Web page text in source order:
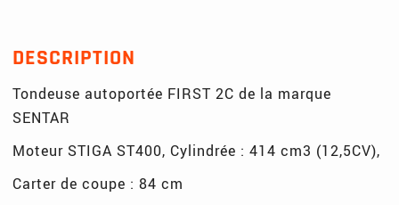
DESCRIPTION
Tondeuse autoportée FIRST 2C de la marque
SENTAR
Moteur STIGA ST400, Cylindrée : 414 cm3 (12,5CV),
Carter de coupe : 84 cm